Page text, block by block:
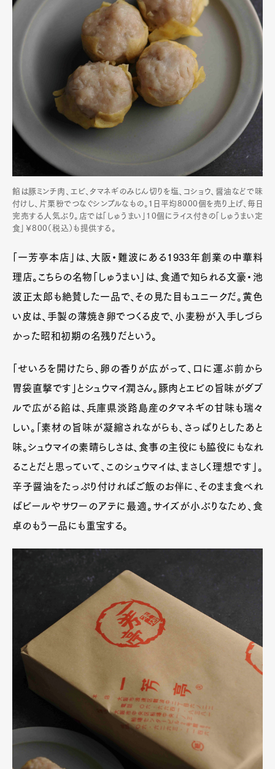
餡は豚ミンチ肉、エビ、タマネギのみじん切りを塩、コショウ、醤油などで味
付けし、片栗粉でつなぐシンプルなもの。１日平均8000個を売り上げ、毎日
完売する人気ぶり。店では「しゅうまい」10個にライス付きの「しゅうまい定
食」￥800（税込）も提供する。
「一芳亭本店」は、大阪・難波にある1933年創業の中華料
理店。こちらの名物「しゅうまい」は、食通で知られる文豪・池
波正太郎も絶賛した一品で、その見た目もユニークだ。黄色
い皮は、手製の薄焼き卵でつくる皮で、小麦粉が入手しづら
かった昭和初期の名残りだという。
「せいろを開けたら、卵の香りが広がって、口に運ぶ前から
胃袋直撃です」とシュウマイ潤さん。豚肉とエビの旨味がダブ
ルで広がる餡は、兵庫県淡路島産のタマネギの甘味も瑞々
しい。「素材の旨味が凝縮されながらも、さっぱりとしたあと
味。シュウマイの素晴らしさは、食事の主役にも脇役にもなれ
ることだと思っていて、このシュウマイは、まさしく理想です」。
辛子醤油をたっぷり付ければご飯のお伴に、そのまま食べれ
ばビールやサワーのアテに最適。サイズが小ぶりなため、食
卓のもう一品にも重宝する。